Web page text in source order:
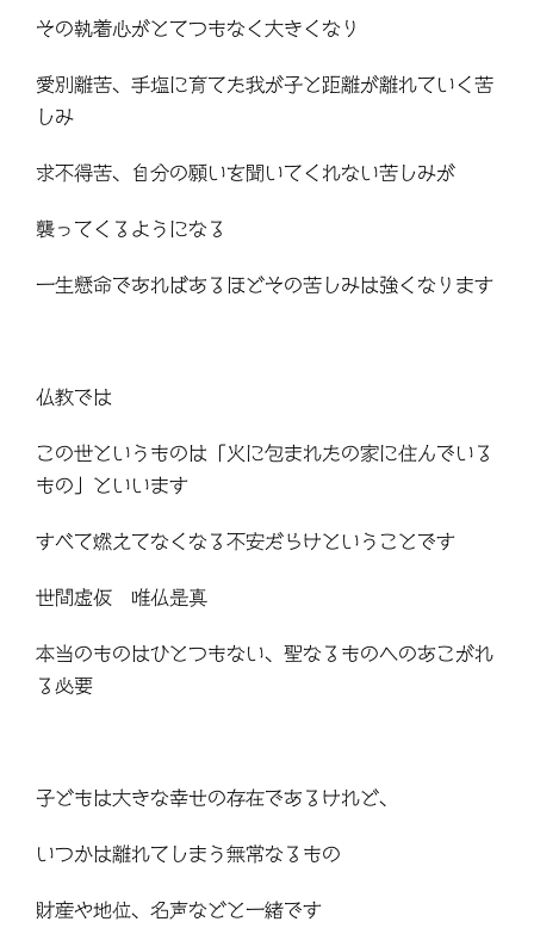
その執着心がとてつもなく大きくなり
愛別離苦、手塩に育てた我が子と距離が離れていく苦
しみ
求不得苦、自分の願いを聞いてくれない苦しみが
襲ってくるようになる
一生懸命であればあるほどその苦しみは強くなります
仏教では
この世というものは「火に包まれたの家に住んでいる
もの」といいます
すべて燃えてなくなる不安だらけということです
世間虚仮 唯仏是真
本当のものはひとつもない、聖なるものへのあこがれ
る必要
子どもは大きな幸せの存在であるけれど、
いつかは離れてしまう無常なるもの
財産や地位、名声などと一緒です